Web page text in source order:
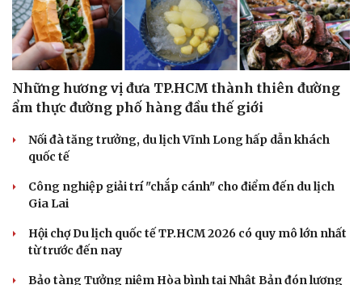
Những hương vị đưa TP.HCM thành thiên đường
ẩm thực đường phố hàng đầu thế giới
Nối đà tăng trưởng, du lịch Vĩnh Long hấp dẫn khách
quốc tế
Công nghiệp giải trí "chắp cánh" cho điểm đến du lịch
Gia Lai
Hội chợ Du lịch quốc tế TP.HCM 2026 có quy mô lớn nhất
từ trước đến nay
Bảo tàng Tưởng niệm Hòa bình tại Nhật Bản đón lượng